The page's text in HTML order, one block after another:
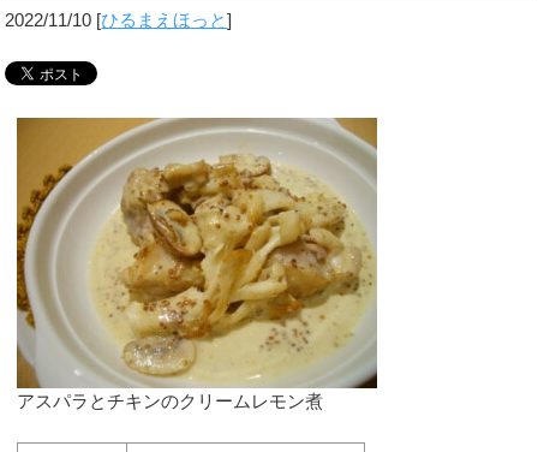
2022/11/10 [ひるまえほっと]
アスパラとチキンのクリームレモン煮